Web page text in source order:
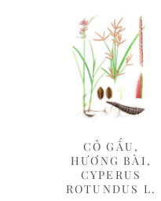
Liên hệ
CỎ GẤU,
HƯƠNG BÀI,
CYPERUS
ROTUNDUS L.